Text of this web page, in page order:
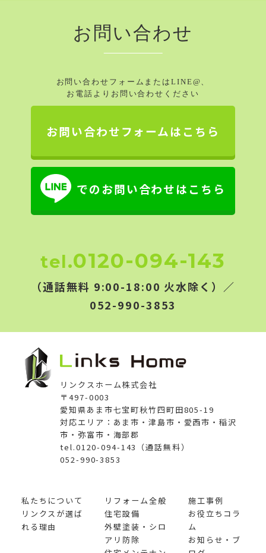
お問い合わせ
お問い合わせフォームまたはLINE@、
お電話よりお問い合わせください
お問い合わせフォームはこちら
でのお問い合わせはこちら
tel.0120-094-143
（通話無料 9:00-18:00 火水除く）／
052-990-3853
リンクスホーム株式会社
〒497-0003
愛知県あま市七宝町秋竹四町田805-19
対応エリア：あま市・津島市・愛西市・稲沢
市・弥富市・海部郡
tel.0120-094-143（通話無料）
052-990-3853
私たちについて
リンクスが選ば
れる理由
リフォーム全般
住宅設備
外壁塗装・シロ
アリ防除
施工事例
お役立ちコラ
ム
お知らせ・ブ